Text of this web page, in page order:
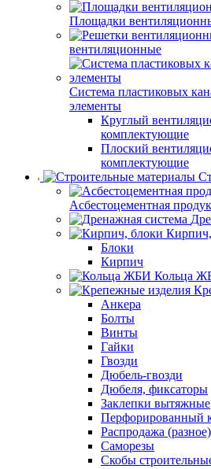
Площадки
вентиляционные
Система пластиковых
элементы
Круглый
комплектующие
Плоский
комплектующие
Асбестоцементная
Блоки
Кирпич
Кольца
Анкера
Болты
Винты
Гайки
Гвозди
Дюбель-гвозди
Дюбеля, фиксаторы
Заклепки вытяжные
Перфорированный
Распродажа (разное)
Саморезы
Скобы